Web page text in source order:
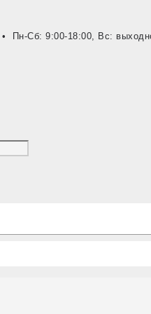
• Пн-Сб: 9:00-18:00, Вс: